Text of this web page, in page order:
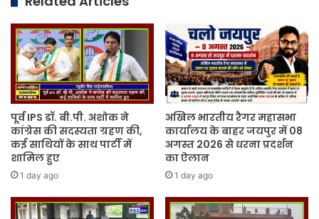
पूर्व IPS डॉ. बी.पी. अशोक ने
कांग्रेस की सदस्यता ग्रहण की,
कई साथियों के साथ पार्टी में
शामिल हुए
1 day ago
अखिल भारतीय रैगर महासभा
कार्यालय के बाहर जयपुर में 08
अगस्त 2026 से धरना प्रदर्शन
का ऐलान
1 day ago